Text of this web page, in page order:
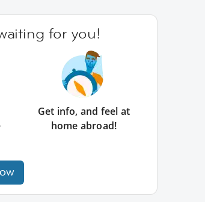
for you!
Get info, and feel at
home abroad!